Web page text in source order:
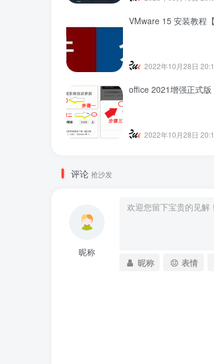
VMware 15 安装教程
2022年10月28日
office 2021增强正式版
2022年10月28日
评论 抢沙发
昵称
昵称 表情